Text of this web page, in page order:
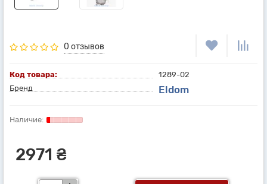
0 отзывов
Код товара:
1289-02
Бренд
Eldom
2971 ₴